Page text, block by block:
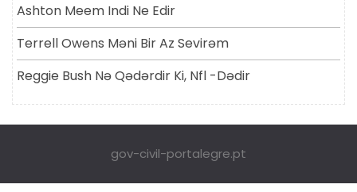
Ashton Meem Indi Ne Edir
Terrell Owens Məni Bir Az Sevirəm
Reggie Bush Nə Qədərdir Ki, Nfl -dədir
gov-civil-portalegre.pt